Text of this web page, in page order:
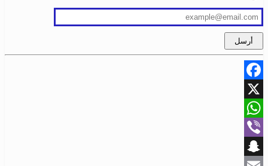
Facebook
X
WhatsApp
Viber